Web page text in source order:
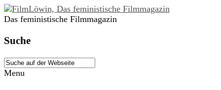
Das feministische Filmmagazin
Suche
Menu